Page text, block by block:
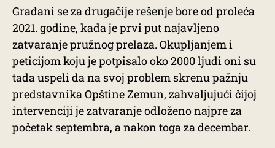
Građani se za drugačije rešenje bore od proleća
2021. godine, kada je prvi put najavljeno
zatvaranje pružnog prelaza. Okupljanjem i
peticijom koju je potpisalo oko 2000 ljudi oni su
tada uspeli da na svoj problem skrenu pažnju
predstavnika Opštine Zemun, zahvaljujući čijoj
intervenciji je zatvaranje odloženo najpre za
početak septembra, a nakon toga za decembar.